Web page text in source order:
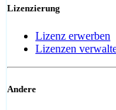
Lizenzierung
Lizenz erwerben
Lizenzen
Andere